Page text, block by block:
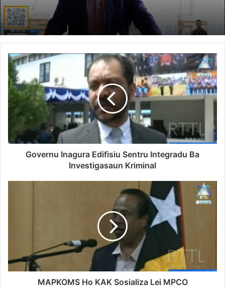
Governu Inagura Edifisiu Sentru Integradu Ba
Investigasaun Kriminal
MAPKOMS Ho KAK Sosializa Lei MPCO